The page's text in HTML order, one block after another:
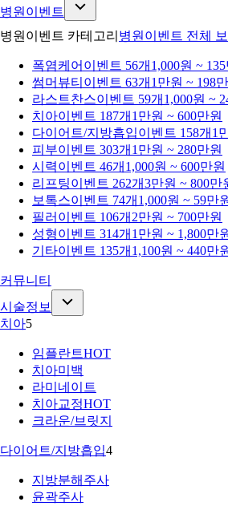
병원이벤트
병원이벤트 카테고리 병원이벤트 전체 보
폭염케어 이벤트 56개 1,000원 ~
썸머뷰티 이벤트 63개 1만원 ~ 198
라스트찬스이벤트 59개 1,000원 ~
치아이벤트 187개 1만원 ~ 600만원
다이어트/지방흡입이벤트 158개 1
피부이벤트 303개 1만원 ~ 280만원
시력이벤트 46개 1,000원 ~ 600만원
리프팅이벤트 262개3만원 ~ 800만
보톡스이벤트 74개 1,000원 ~ 59만
필러 이벤트 106개 2만원 ~ 700만원
성형이벤트 314개 1만원 ~ 1,800만
기타이벤트 135개 1,100원 ~ 440만
커뮤니티
시술정보
치아5
임플란트HOT
치아미백
라미네이트
치아교정HOT
크라운/브릿지
다이어트/지방흡입4
지방분해주사
윤곽주사